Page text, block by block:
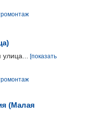
[показать
(Малая